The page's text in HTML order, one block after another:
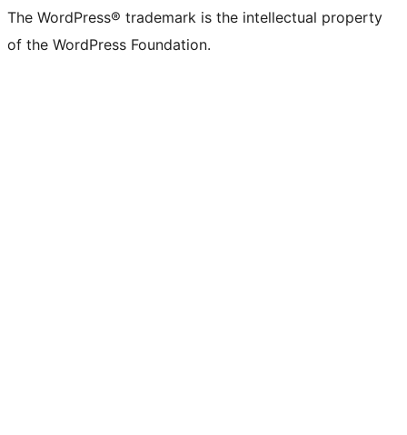
The WordPress® trademark is the intellectual property
of the WordPress Foundation.